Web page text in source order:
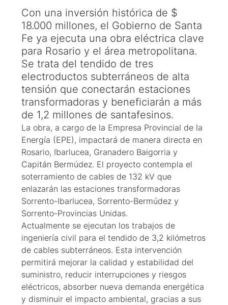
Con una inversión histórica de $
18.000 millones, el Gobierno de Santa
Fe ya ejecuta una obra eléctrica clave
para Rosario y el área metropolitana.
Se trata del tendido de tres
electroductos subterráneos de alta
tensión que conectarán estaciones
transformadoras y beneficiarán a más
de 1,2 millones de santafesinos.
La obra, a cargo de la Empresa Provincial de la
Energía (EPE), impactará de manera directa en
Rosario, Ibarlucea, Granadero Baigorria y
Capitán Bermúdez. El proyecto contempla el
soterramiento de cables de 132 kV que
enlazarán las estaciones transformadoras
Sorrento-Ibarlucea, Sorrento-Bermúdez y
Sorrento-Provincias Unidas.
Actualmente se ejecutan los trabajos de
ingeniería civil para el tendido de 3,2 kilómetros
de cables subterráneos. Esta intervención
permitirá mejorar la calidad y estabilidad del
suministro, reducir interrupciones y riesgos
eléctricos, absorber nueva demanda energética
y disminuir el impacto ambiental, gracias a sus